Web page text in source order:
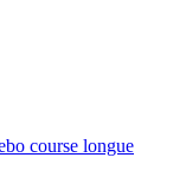
course longue